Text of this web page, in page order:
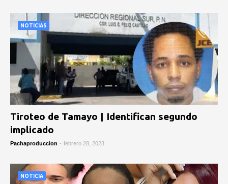
NOTICIAS
Tiroteo de Tamayo | Identifican segundo
implicado
Pachaproduccion - febrero 28, 2023
NOTICIA